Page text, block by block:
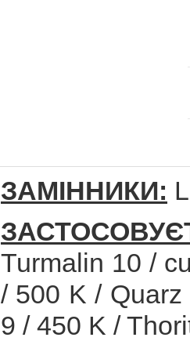
ЗАМІННИКИ:
Turmalin 10 /
/ 500 K /
9 / 450 K /